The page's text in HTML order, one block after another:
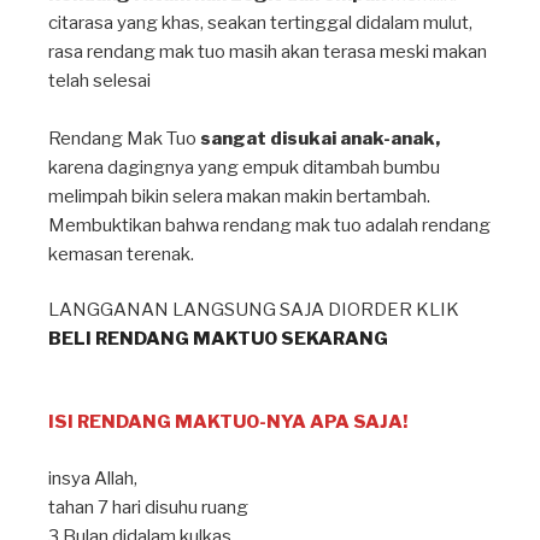
citarasa yang khas, seakan tertinggal didalam mulut,
rasa rendang mak tuo masih akan terasa meski makan
telah selesai⁣
Rendang Mak Tuo sangat disukai anak-anak,
karena dagingnya yang empuk ditambah bumbu
melimpah bikin selera makan makin bertambah⁣.
Membuktikan bahwa rendang mak tuo adalah rendang
kemasan terenak.
LANGGANAN LANGSUNG SAJA DIORDER KLIK
BELI RENDANG MAKTUO SEKARANG
ISI RENDANG MAKTUO-NYA APA SAJA!
insya Allah⁣,
tahan 7 hari disuhu ruang ⁣